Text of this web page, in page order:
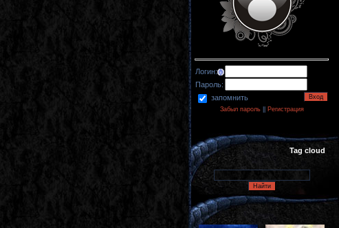
Логин:
Пароль:
запомнить
Забыл пароль|| Регистрация
Tag cloud